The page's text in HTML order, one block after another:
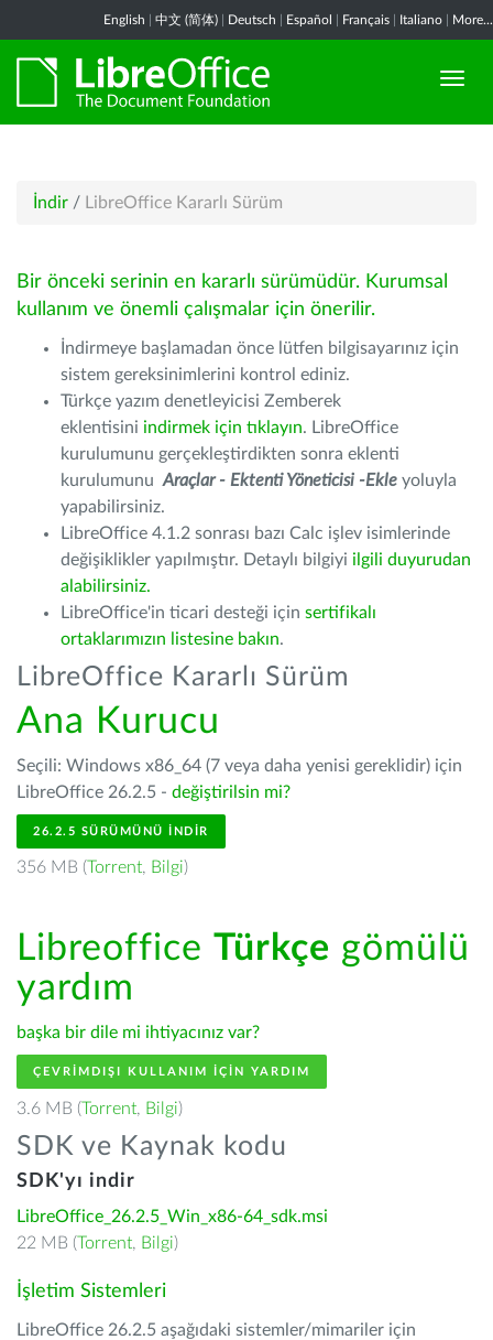
English 中文 (简体) Deutsch Español Français Italiano More...
İndir / LibreOffice Kararlı Sürüm
Bir önceki serinin en kararlı sürümüdür. Kurumsal
kullanım ve önemli çalışmalar için önerilir.
İndirmeye başlamadan önce lütfen bilgisayarınız için
sistem gereksinimlerini kontrol ediniz.
Türkçe yazım denetleyicisi Zemberek
eklentisini indirmek için tıklayın. LibreOffice
kurulumunu gerçekleştirdikten sonra eklenti
kurulumunu Araçlar - Ektenti Yöneticisi -Ekle yoluyla
yapabilirsiniz.
LibreOffice 4.1.2 sonrası bazı Calc işlev isimlerinde
değişiklikler yapılmıştır. Detaylı bilgiyi ilgili duyurudan
alabilirsiniz.
LibreOffice'in ticari desteği için sertifikalı
ortaklarımızın listesine bakın.
LibreOffice Kararlı Sürüm
Ana Kurucu
Seçili: Windows x86_64 (7 veya daha yenisi gereklidir) için
LibreOffice 26.2.5 - değiştirilsin mi?
26.2.5 SÜRÜMÜNÜ İNDIR
356 MB (Torrent, Bilgi)
Libreoffice Türkçe gömülü
yardım
başka bir dile mi ihtiyacınız var?
ÇEVRIMDIŞI KULLANIM IÇIN YARDIM
3.6 MB (Torrent, Bilgi)
SDK ve Kaynak kodu
SDK'yı indir
LibreOffice_26.2.5_Win_x86-64_sdk.msi
22 MB (Torrent, Bilgi)
İşletim Sistemleri
LibreOffice 26.2.5 aşağıdaki sistemler/mimariler için